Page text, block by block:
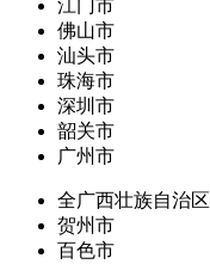
江门市
佛山市
汕头市
珠海市
深圳市
韶关市
广州市
全广西壮族自治区
贺州市
百色市